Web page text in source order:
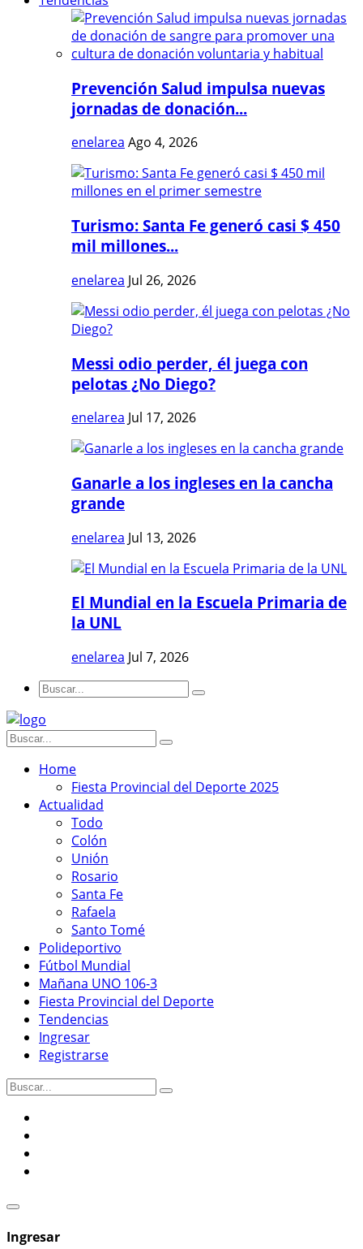
Prevención Salud impulsa nuevas
jornadas de donación...
enelarea Ago 4, 2026
Turismo: Santa Fe generó casi $ 450
mil millones...
enelarea Jul 26, 2026
Messi odio perder, él juega con
pelotas ¿No Diego?
enelarea Jul 17, 2026
Ganarle a los ingleses en la cancha
grande
enelarea Jul 13, 2026
El Mundial en la Escuela Primaria de
la UNL
enelarea Jul 7, 2026
Home
Fiesta Provincial del Deporte 2025
Actualidad
Todo
Colón
Unión
Rosario
Santa Fe
Rafaela
Santo Tomé
Polideportivo
Fútbol Mundial
Mañana UNO 106-3
Fiesta Provincial del Deporte
Tendencias
Ingresar
Registrarse
Ingresar